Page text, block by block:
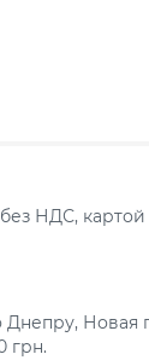
НДС, картой
Новая
грн.